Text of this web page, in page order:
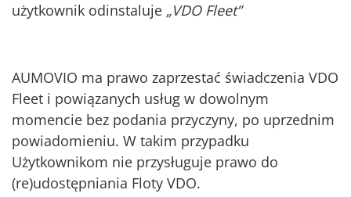
użytkownik odinstaluje „VDO Fleet”
AUMOVIO ma prawo zaprzestać świadczenia VDO
Fleet i powiązanych usług w dowolnym
momencie bez podania przyczyny, po uprzednim
powiadomieniu. W takim przypadku
Użytkownikom nie przysługuje prawo do
(re)udostępniania Floty VDO.